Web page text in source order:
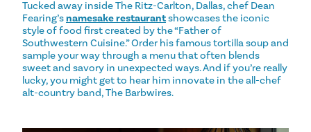
Tucked away inside The Ritz-Carlton, Dallas, chef Dean
Fearing’snamesake restaurantshowcases the iconic
style of food first created by the “Father of
Southwestern Cuisine.” Order his famous tortilla soup and
sample your way through a menu that often blends
sweet and savory in unexpected ways. And if you’re really
lucky, you might get to hear him innovate in the all-chef
alt-country band, The Barbwires.